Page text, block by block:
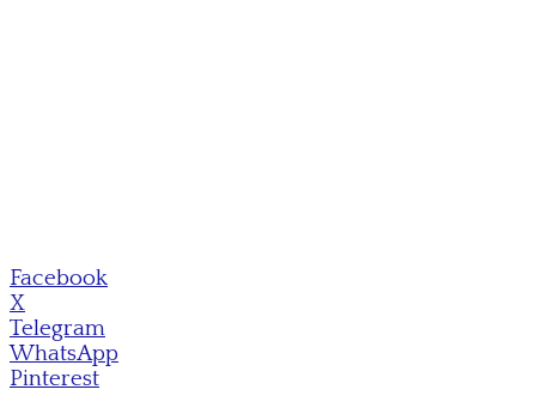
Facebook
X
Telegram
WhatsApp
Pinterest